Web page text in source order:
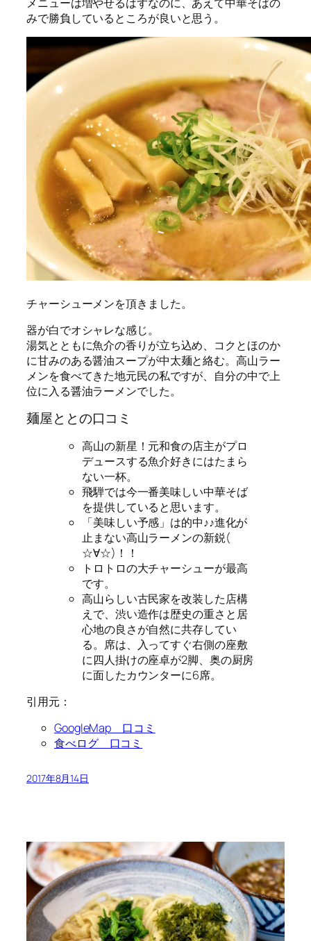
みで勝負しているところが良いと思う。
チャーシューメンを頂きました。
器が白でオシャレな感じ。
湯気とともに魚介の香りが立ち込め、コクとほのか
に甘みのある醤油スープが中太麺と絡む。高山ラー
メンを食べてきた地元民の私ですが、自分の中で上
位に入る醤油ラーメンでした。
麺屋ととの口コミ
高山の新星！元和食の店主がプロ
デュースする魚介好きにはたまら
ない一杯。
飛騨では今一番美味しい中華そば
を提供していると思います。
「美味しい予感」は的中♪♪進化が
止まない高山ラーメンの新鋭(
☆∀☆)！！
トロトロの大チャーシューが最高
です。
高山らしい古民家を改装した店構
えで、渋い造作は歴史の重さと居
心地の良さが自然に共存してい
る。席は、入ってすぐ右側の座敷
に四人掛けの座卓が2脚、奥の厨房
に面したカウンターに6席。
引用元：
GoogleMap 口コミ
食べログ 口コミ
2017年8月14日